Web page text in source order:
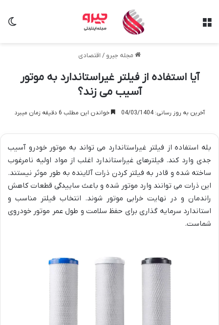
مجله جیرو / اقتصادی
آیا استفاده از فیلتر غیراستاندارد به موتور
آسیب می زند؟
آخرین به روز رسانی: 04/03/1404 خواندن این مطلب 6 دقیقه زمان میبرد
بله استفاده از فیلتر غیراستاندارد می تواند به موتور خودرو آسیب
جدی وارد کند. فیلترهای غیراستاندارد اغلب از مواد اولیه نامرغوب
ساخته شده و قادر به فیلتر کردن ذرات آلاینده به طور موثر نیستند.
این ذرات می توانند وارد موتور شده و باعث ساییدگی قطعات کاهش
راندمان و در نهایت خرابی موتور شوند. انتخاب فیلتر مناسب و
استاندارد سرمایه گذاری برای حفظ سلامت و طول عمر موتور خودروی
شماست.